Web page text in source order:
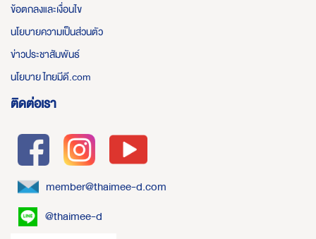
ข้อตกลงและเงื่อนไข
นโยบายความเป็นส่วนตัว
ข่าวประชาสัมพันธ์
นโยบาย ไทยมีดี.com
ติดต่อเรา
member@thaimee-d.com
@thaimee-d